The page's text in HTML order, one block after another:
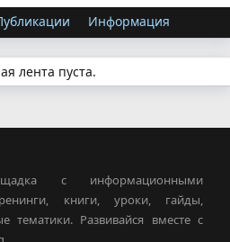
Информация
лента пуста.
с информационными
книги, уроки, гайды,
тематики. Развивайся вместе с